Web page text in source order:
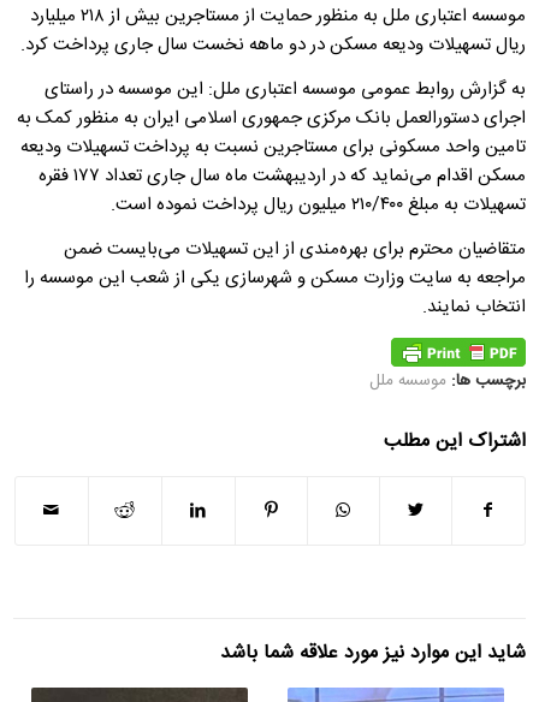
موسسه اعتباری ملل به منظور حمایت از مستاجرین بیش از ۲۱۸ میلیارد
ریال تسهیلات ودیعه مسکن در دو ماهه نخست سال جاری پرداخت کرد.
به گزارش روابط عمومی موسسه اعتباری ملل: این موسسه در راستای
اجرای دستورالعمل بانک مرکزی جمهوری اسلامی ایران به منظور کمک به
تامین واحد مسکونی برای مستاجرین نسبت به پرداخت تسهیلات ودیعه
مسکن اقدام می‌نماید که در اردیبهشت ماه سال جاری تعداد ۱۷۷ فقره
تسهیلات به مبلغ ۲۱۰/۴۰۰ میلیون ریال پرداخت نموده است.
متقاضیان محترم برای بهره‌مندی از این تسهیلات می‌بایست ضمن
مراجعه به سایت وزارت مسکن و شهرسازی یکی از شعب این موسسه را
انتخاب نمایند.
برچسب ها: موسسه ملل
اشتراک این مطلب
شاید این موارد نیز مورد علاقه شما باشد